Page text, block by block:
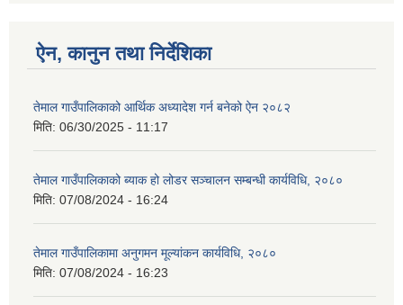
ऐन, कानुन तथा निर्देशिका
तेमाल गाउँपालिकाको आर्थिक अध्यादेश गर्न बनेको ऐन २०८२
मिति: 06/30/2025 - 11:17
तेमाल गाउँपालिकाको ब्याक हो लोडर सञ्चालन सम्बन्धी कार्यविधि, २०८०
मिति: 07/08/2024 - 16:24
तेमाल गाउँपालिकामा अनुगमन मूल्यांकन कार्यविधि, २०८०
मिति: 07/08/2024 - 16:23